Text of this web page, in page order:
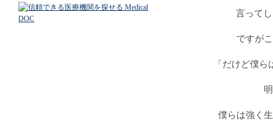
言って
ですが
「だけど僕
僕らは強く